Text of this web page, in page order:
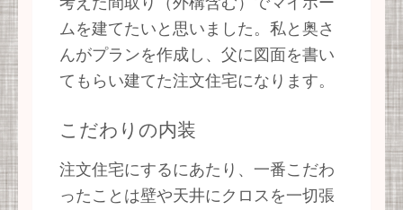
ムを建てたいと思いました。私と奥さ
んがプランを作成し、父に図面を書い
てもらい建てた注文住宅になります。
こだわりの内装
注文住宅にするにあたり、一番こだわ
ったことは壁や天井にクロスを一切張